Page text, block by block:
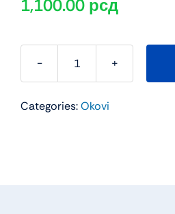
1,100.00 рсд
ELZET
757
Categories:Okovi